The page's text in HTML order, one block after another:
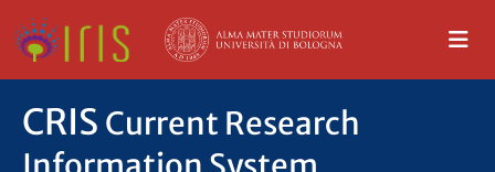
CRIS Current Research